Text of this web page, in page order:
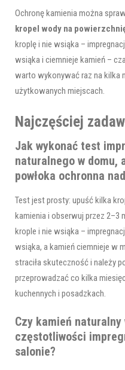
Ochronę kamienia można
kropel wody na
kroplę i nie wsiąka –
wsiąka i ciemnieje kamień –
warto wykonywać raz na kilka
użytkowanych miejscach.
Najczęściej
Jak wykonać test
naturalnego w domu,
powłoka ochronna
Test jest prosty: upuść kilka
kamienia i obserwuj przez 2–3
krople i nie wsiąka –
wsiąka, a kamień ciemnieje w
straciła skuteczność i należy
przeprowadzać co kilka
kuchennych i posadzkach.
Czy kamień naturalny
częstotliwości
salonie?